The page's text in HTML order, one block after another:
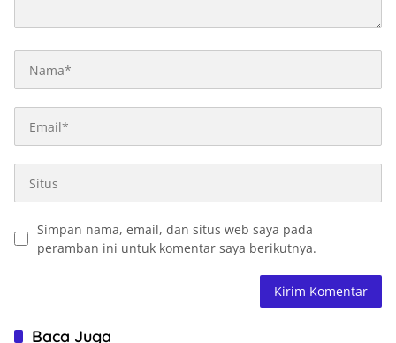
Simpan nama, email, dan situs web saya pada
peramban ini untuk komentar saya berikutnya.
Baca Juga